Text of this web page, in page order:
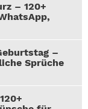
– 120+
–
Sprüche